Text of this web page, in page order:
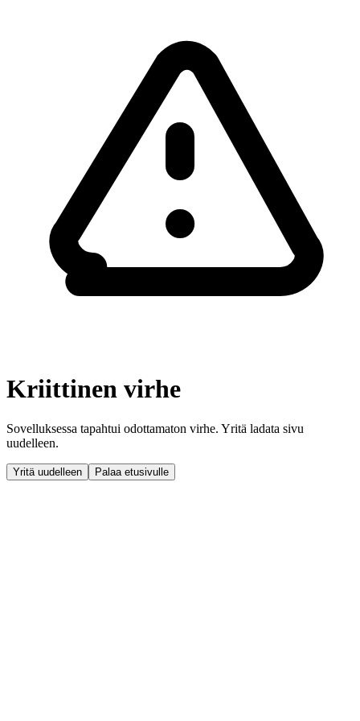
Kriittinen virhe
Sovelluksessa tapahtui odottamaton virhe. Yritä ladata sivu
uudelleen.
Yritä uudelleen Palaa etusivulle